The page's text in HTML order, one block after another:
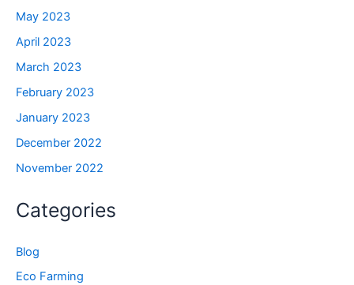
May 2023
April 2023
March 2023
February 2023
January 2023
December 2022
November 2022
Categories
Blog
Eco Farming